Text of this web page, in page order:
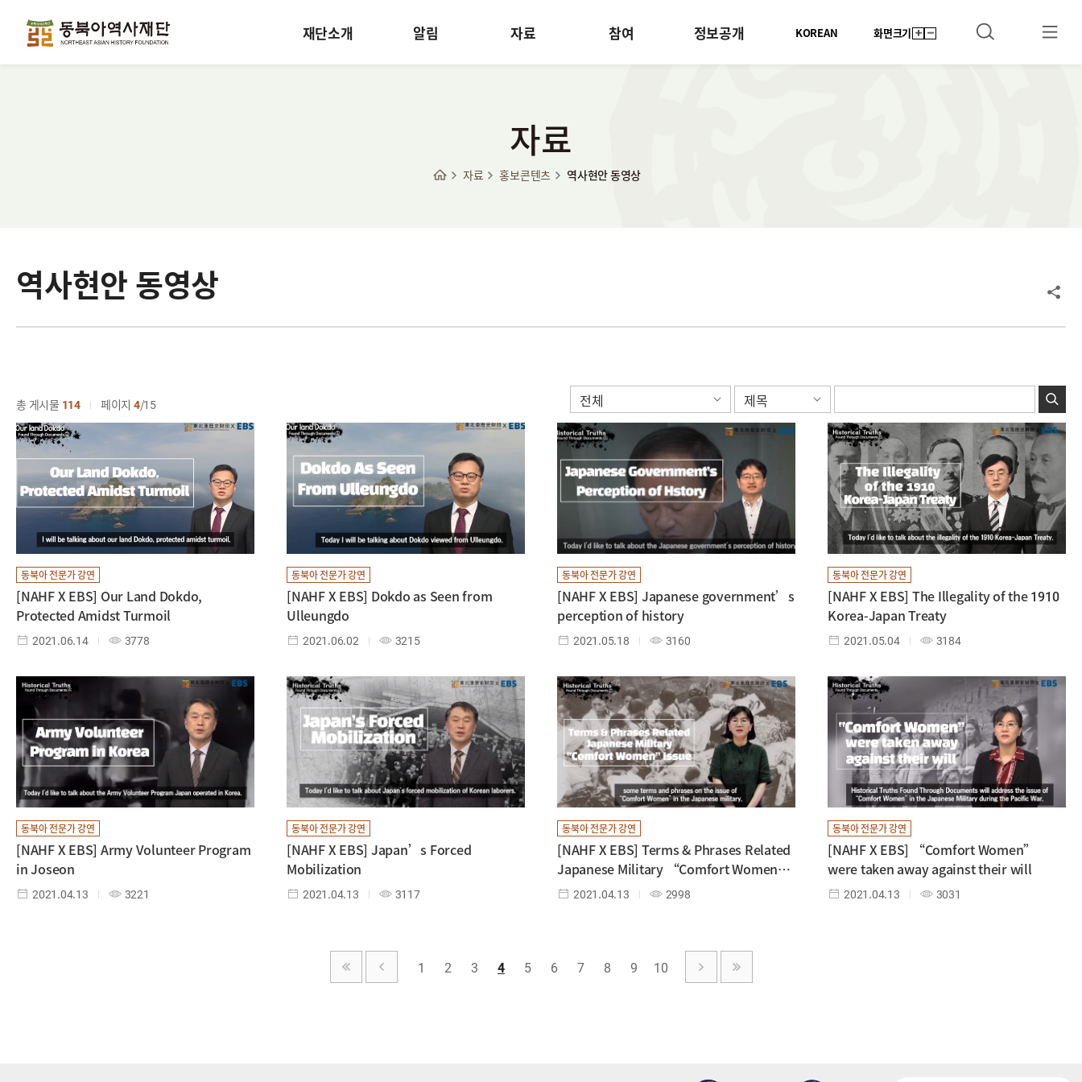
재단소개 알림 자료 참여 정보공개 KOREAN 화면크기
자료
자료 홍보콘텐츠 역사현안 동영상
역사현안 동영상
총 게시물 114 페이지 4 15
동북아 전문가 강연
[NAHF X EBS] Our Land Dokdo,
Protected Amidst Turmoil
2021.06.14 3778
동북아 전문가 강연
[NAHF X EBS] Dokdo as Seen from
Ulleungdo
2021.06.02 3215
동북아 전문가 강연
[NAHF X EBS] Japanese government’s
perception of history
2021.05.18 3160
동북아 전문가 강연
[NAHF X EBS] The Illegality of the 1910
Korea-Japan Treaty
2021.05.04 3184
동북아 전문가 강연
[NAHF X EBS] Army Volunteer Program
in Joseon
2021.04.13 3221
동북아 전문가 강연
[NAHF X EBS] Japan’s Forced
Mobilization
2021.04.13 3117
동북아 전문가 강연
[NAHF X EBS] Terms & Phrases Related
Japanese Military “Comfort Women”
Issue2021.04.13 2998
동북아 전문가 강연
[NAHF X EBS] “Comfort Women”
were taken away against their will
2021.04.13 3031
1 2 3 4 5 6 7 8 9 10